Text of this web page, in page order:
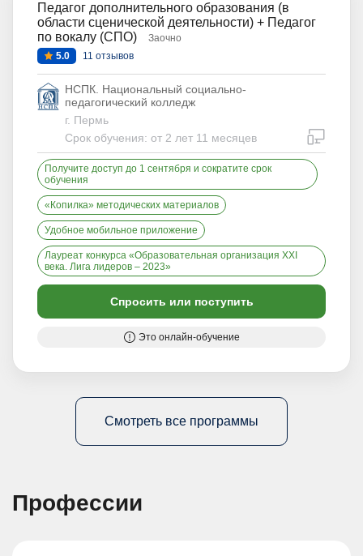
Педагог дополнительного образования (в
области сценической деятельности) + Педагог
по вокалу (СПО)
Заочно
5.0
11 отзывов
НСПК. Национальный социально-
педагогический колледж
г. Пермь
Срок обучения: от 2 лет 11 месяцев
Получите доступ до 1 сентября и сократите срок
обучения
«Копилка» методических материалов
Удобное мобильное приложение
Лауреат конкурса «Образовательная организация XXI
века. Лига лидеров – 2023»
Спросить или поступить
Это онлайн-обучение
Смотреть все программы
Профессии